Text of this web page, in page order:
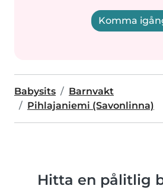
Komma
Babysits
Barnvakt
Pihlajaniemi (Savonlinna)
Hitta en pålitlig